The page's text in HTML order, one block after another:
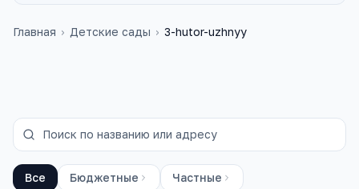
Главная › Детские сады › 3-hutor-uzhnyy
Все Бюджетные Частные